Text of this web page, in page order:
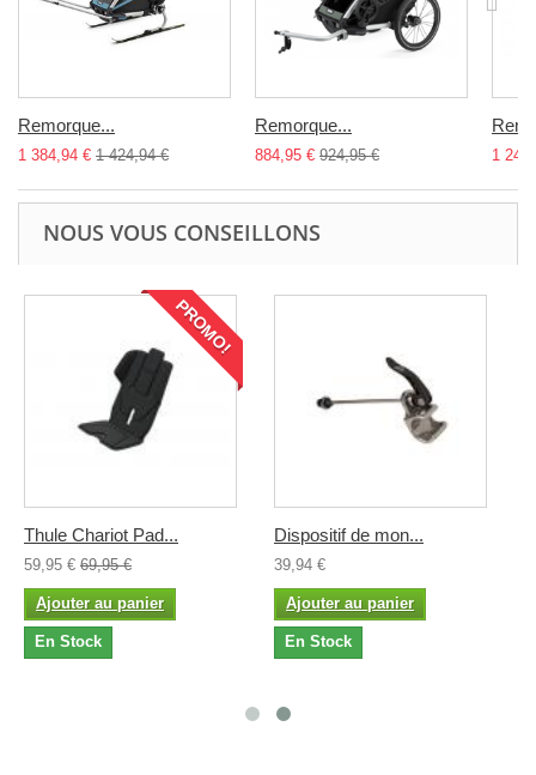
Remorque...
1 384,94 € 1 424,94 €
Remorque...
884,95 € 924,95 € 1
NOUS VOUS CONSEILLONS
PROMO!
Thule Chariot Pad...
59,95 € 69,95 €
Ajouter au panier
En Stock
Dispositif de mon...
39,94 €
Ajouter au panier
En Stock